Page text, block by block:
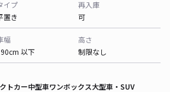
イプ
置き
再入庫
可
幅
以下
高さ
制限なし
トカー中型車ワンボックス大型車・SUV